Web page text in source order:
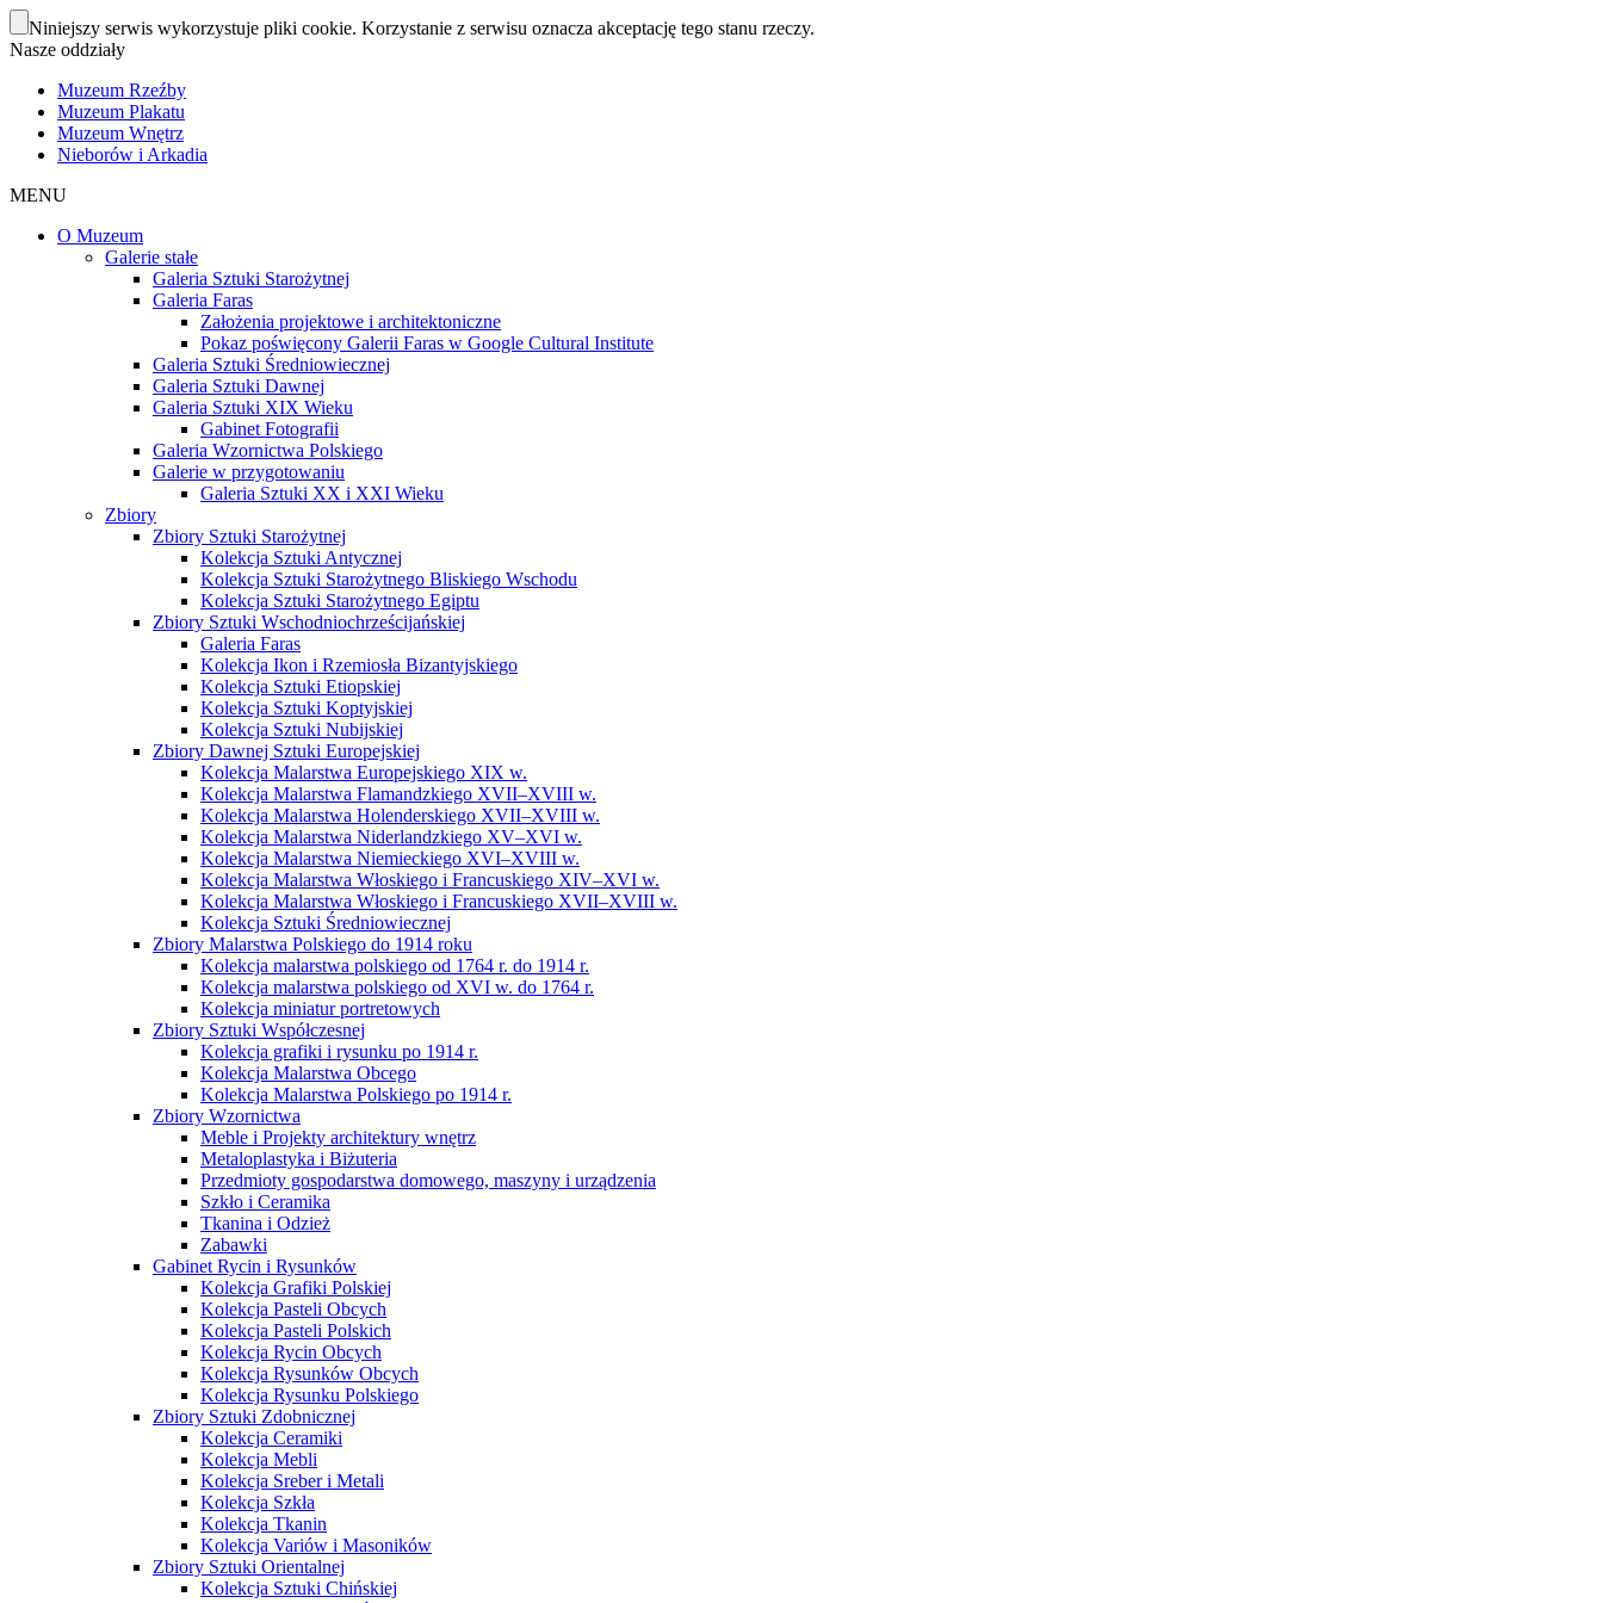
Niniejszy serwis wykorzystuje pliki cookie. Korzystanie z serwisu oznacza akceptację tego stanu rzeczy.
Nasze oddziały
Muzeum Rzeźby
Muzeum Plakatu
Muzeum Wnętrz
Nieborów i Arkadia
MENU
O Muzeum
Galerie stałe
Galeria Sztuki Starożytnej
Galeria Faras
Założenia projektowe i architektoniczne
Pokaz poświęcony Galerii Faras w Google Cultural Institute
Galeria Sztuki Średniowiecznej
Galeria Sztuki Dawnej
Galeria Sztuki XIX Wieku
Gabinet Fotografii
Galeria Wzornictwa Polskiego
Galerie w przygotowaniu
Galeria Sztuki XX i XXI Wieku
Zbiory
Zbiory Sztuki Starożytnej
Kolekcja Sztuki Antycznej
Kolekcja Sztuki Starożytnego Bliskiego Wschodu
Kolekcja Sztuki Starożytnego Egiptu
Zbiory Sztuki Wschodniochrześcijańskiej
Galeria Faras
Kolekcja Ikon i Rzemiosła Bizantyjskiego
Kolekcja Sztuki Etiopskiej
Kolekcja Sztuki Koptyjskiej
Kolekcja Sztuki Nubijskiej
Zbiory Dawnej Sztuki Europejskiej
Kolekcja Malarstwa Europejskiego XIX w.
Kolekcja Malarstwa Flamandzkiego XVII–XVIII w.
Kolekcja Malarstwa Holenderskiego XVII–XVIII w.
Kolekcja Malarstwa Niderlandzkiego XV–XVI w.
Kolekcja Malarstwa Niemieckiego XVI–XVIII w.
Kolekcja Malarstwa Włoskiego i Francuskiego XIV–XVI w.
Kolekcja Malarstwa Włoskiego i Francuskiego XVII–XVIII w.
Kolekcja Sztuki Średniowiecznej
Zbiory Malarstwa Polskiego do 1914 roku
Kolekcja malarstwa polskiego od 1764 r. do 1914 r.
Kolekcja malarstwa polskiego od XVI w. do 1764 r.
Kolekcja miniatur portretowych
Zbiory Sztuki Współczesnej
Kolekcja grafiki i rysunku po 1914 r.
Kolekcja Malarstwa Obcego
Kolekcja Malarstwa Polskiego po 1914 r.
Zbiory Wzornictwa
Meble i Projekty architektury wnętrz
Metaloplastyka i Biżuteria
Przedmioty gospodarstwa domowego, maszyny i urządzenia
Szkło i Ceramika
Tkanina i Odzież
Zabawki
Gabinet Rycin i Rysunków
Kolekcja Grafiki Polskiej
Kolekcja Pasteli Obcych
Kolekcja Pasteli Polskich
Kolekcja Rycin Obcych
Kolekcja Rysunków Obcych
Kolekcja Rysunku Polskiego
Zbiory Sztuki Zdobnicznej
Kolekcja Ceramiki
Kolekcja Mebli
Kolekcja Sreber i Metali
Kolekcja Szkła
Kolekcja Tkanin
Kolekcja Variów i Masoników
Zbiory Sztuki Orientalnej
Kolekcja Sztuki Chińskiej